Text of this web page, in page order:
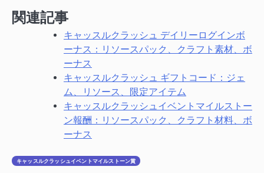
関連記事
キャッスルクラッシュ デイリーログインボ
ーナス：リソースパック、クラフト素材、ボ
ーナス
キャッスルクラッシュ ギフトコード：ジェ
ム、リソース、限定アイテム
キャッスルクラッシュイベントマイルストー
ン報酬：リソースパック、クラフト材料、ボ
ーナス
キャッスルクラッシュイベントマイルストーン賞